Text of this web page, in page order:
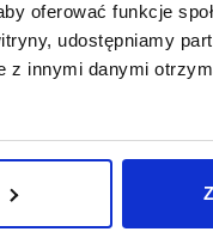
oferować funkcje
udostępniamy
z innymi danymi
zewnętrzny